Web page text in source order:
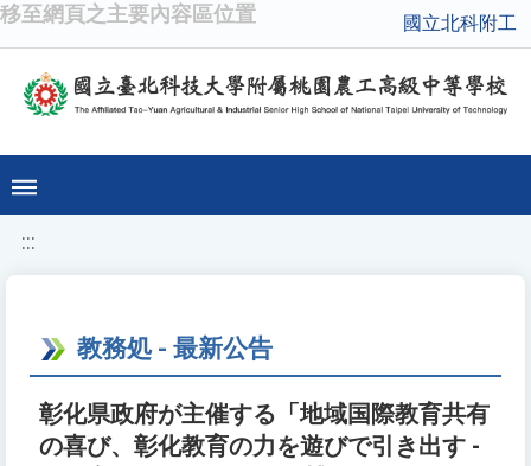
移至網頁之主要內容區位置 國立北科附工
:::
教務処 - 最新公告
彰化県政府が主催する「地域国際教育共有
の喜び、彰化教育の力を遊びで引き出す -